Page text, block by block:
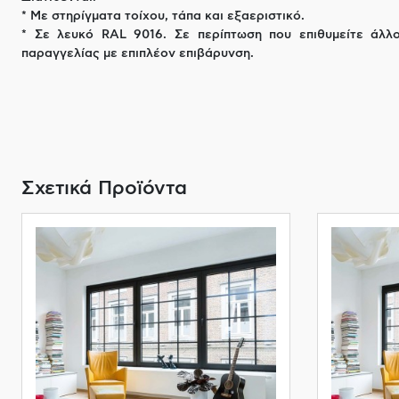
* Με στηρίγματα τοίχου, τάπα και εξαεριστικό.
* Σε λευκό RAL 9016. Σε περίπτωση που επιθυμείτε
παραγγελίας με επιπλέον επιβάρυνση.
Σχετικά Προϊόντα